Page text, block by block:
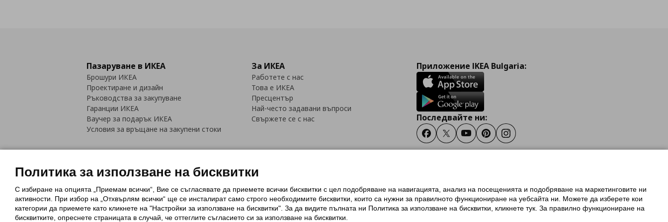
Пазаруване в ИКЕА
Брошури ИКЕА
Проектиране и дизайн
Ръководства за закупуване
Гаранции ИКЕА
Ваучер за подарък ИКЕА
Условия за връщане на закупени стоки
За ИКЕА
Работете с нас
Това е ИКЕА
Пресцентър
Най-често задавани въпроси
Свържете се с нас
Приложение IKEA Bulgaria:
Последвайте ни:
FacebookTwitterYoutubePinterestInstagram
Политика за използване на бисквитки (Cookies)Избор на настройки за използване на бисквиткиУсловия за ползване на ikea.bg
Обща политика за личните данни
Политика за защита на личните данни на ikea.bg
Общи условия на програма IKEA Family
Политика за защита на лични данни на програма IKEA Family
Политика за използване на бисквитки
С избиране на опцията „Приемам всички“, Вие се съгласявате да приемете всички бисквитки с цел подобряване на навигацията, анализ на посещенията и подобряване на маркетинговите ни
активности. При избор на „Отхвърлям всички“ ще се инсталират само строго необходимитe бисквитки, които са нужни за правилното функциониране на уебсайта ни. Можете да изберете кои
категории да приемете като кликнете на "Настройки за използване на бисквитки". За да видите пълната ни Политика за използване на бисквитки, кликнете тук. За правилно функциониране на
бисквитките, опреснете страницата в случай, че оттеглите съгласието си за използване на бисквитки.